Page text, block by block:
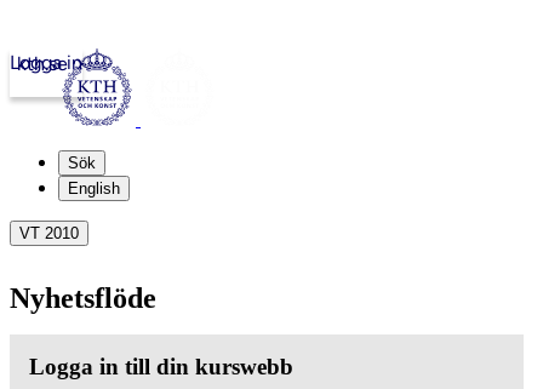
kth.se
Logga in
Sök
English
VT 2010
Nyhetsflöde
Logga in till din kurswebb